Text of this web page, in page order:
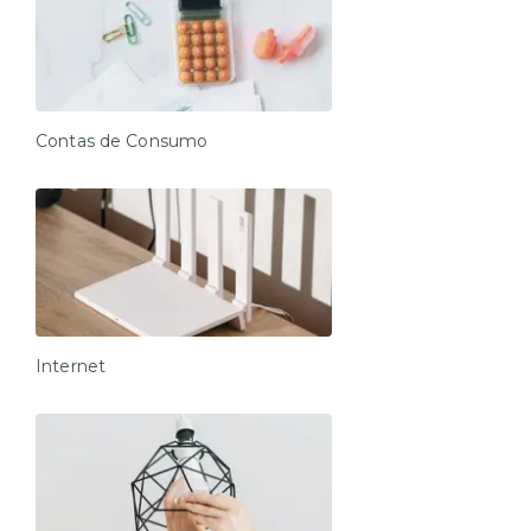
reposição durante a estadia)
- WiFi de alta velocidade
- Toalhas limpas e enxoval completo (sem
troca/reposição durante a estadia)
Academia (uso livre, equipada com esteira, bicicleta
ergométrica, barra de alongamento, colchonete e
Salão de jogos (Bloco B, 8h as 21h)
Quadra de futebol (uso livre)
*A lavanderia do prédio se encontra em manutenção.
*Salão de festas de uso exclusivo de moradores.
*A decoração e as amenidades dos apartamentos
podem ter variações como cafeteira (pó x cápsula),
Contas de Consumo
Internet